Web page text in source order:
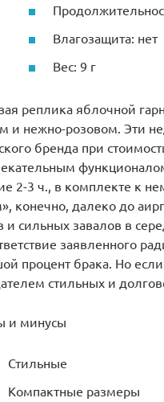
Влагозащита: нет
Вес: 9 г
реплика яблочной
и нежно-розовом. Эти
бренда при
2-3 ч., в комплекте к
конечно, далеко до
и сильных завалов в
заявленного
процент брака. Но
стильных и
и минусы
Стильные
Компактные размеры